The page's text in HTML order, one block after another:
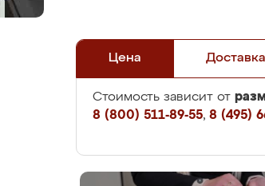
Цена Доставка
Стоимость зависит от
8 (800) 511-89-55, 8 (495)